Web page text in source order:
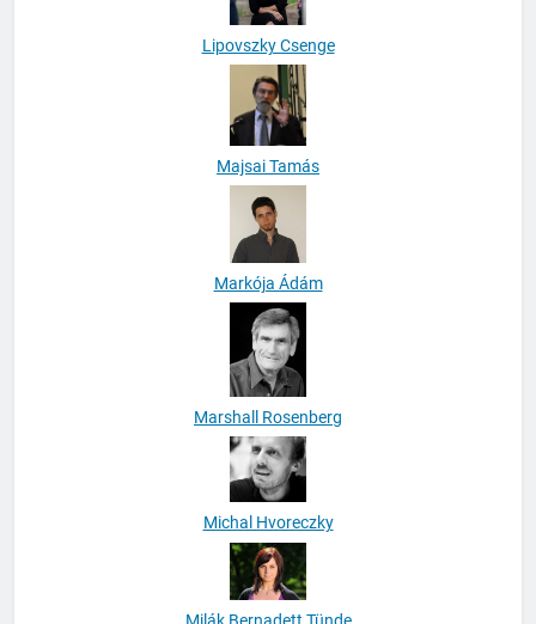
Lipovszky Csenge
Majsai Tamás
Markója Ádám
Marshall Rosenberg
Michal Hvoreczky
Milák Bernadett Tünde